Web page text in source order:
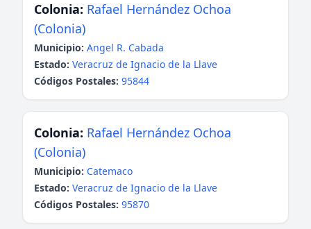
Colonia: Rafael Hernández Ochoa
(Colonia)
Municipio: Angel R. Cabada
Estado: Veracruz de Ignacio de la Llave
Códigos Postales: 95844
Colonia: Rafael Hernández Ochoa
(Colonia)
Municipio: Catemaco
Estado: Veracruz de Ignacio de la Llave
Códigos Postales: 95870